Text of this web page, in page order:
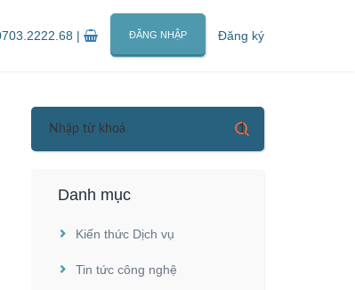
| ĐĂNG NHẬP Đăng ký
Danh mục
Kiến thức Dịch vụ
Tin tức công nghệ